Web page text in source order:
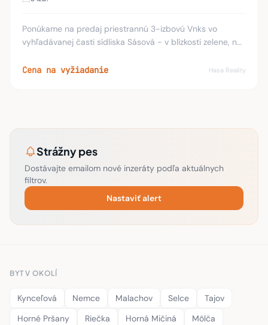
Ponúkame na predaj priestrannú 3-izbovú Vnks vo
vyhľadávanej časti sídliska Sásová - v blízkosti zelene, na
prešla čiastočnou rekonštrukciou
Cena na vyžiadanie Hasa Reality
Strážny pes
Dostávajte emailom nové inzeráty podľa aktuálnych
filtrov.
Nastaviť alert
BYT V OKOLÍ
Kynceľová Nemce Malachov Selce
Tajov
Horné Pršany
Riečka Horná Mičiná
Môlča